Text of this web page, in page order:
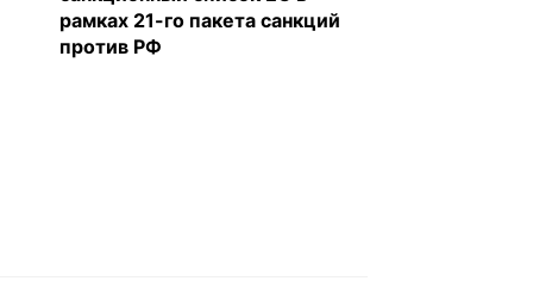
рамках 21-го пакета санкций
против РФ